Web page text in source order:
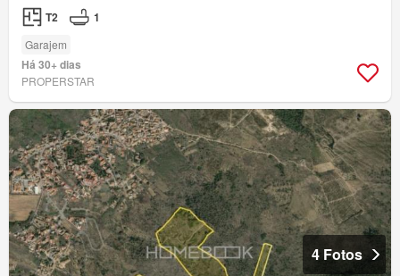
T2 1
Garajem
Há 30+ dias
PROPERSTAR
4 Fotos